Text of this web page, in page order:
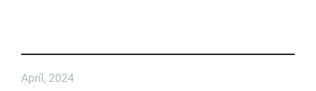
Apríl, 2024